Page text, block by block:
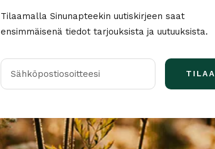
Tilaamalla Sinunapteekin uutiskirjeen saat
ensimmäisenä tiedot tarjouksista ja uutuuksista.
Sähköpostiosoitteesi TILAA